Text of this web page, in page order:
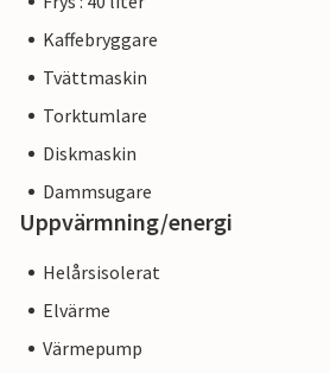
Kaffebryggare
Tvättmaskin
Torktumlare
Diskmaskin
Dammsugare
Uppvärmning/energi
Helårsisolerat
Elvärme
Värmepump